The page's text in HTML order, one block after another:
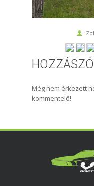
Még nem érkezett
kommentelő!